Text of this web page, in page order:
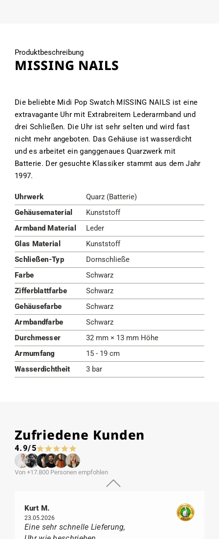
Produktbeschreibung
MISSING NAILS
Die beliebte Midi Pop Swatch MISSING NAILS ist eine
extravagante Uhr mit Extrabreitem Lederarmband und
drei Schließen. Die Uhr ist sehr selten und wird fast
nicht mehr angeboten. Das Gehäuse ist wasserdicht
und es arbeitet ein ganggenaues Quarzwerk mit
Batterie. Der gesuchte Klassiker stammt aus dem Jahr
1997.
Uhrwerk
Quarz (Batterie)
Gehäusematerial
Kunststoff
Armband Material
Leder
Glas Material
Kunststoff
Schließen-Typ
Dornschließe
Farbe
Schwarz
Zifferblattfarbe
Schwarz
Gehäusefarbe
Schwarz
Armbandfarbe
Schwarz
Durchmesser
32 mm × 13 mm Höhe
Armumfang
15 - 19 cm
Wasserdichtheit
3 bar
Zufriedene Kunden
4.9/5
Von +17.800 Personen empfohlen
Kurt M.
23.05.2026
Eine sehr schnelle Lieferung,